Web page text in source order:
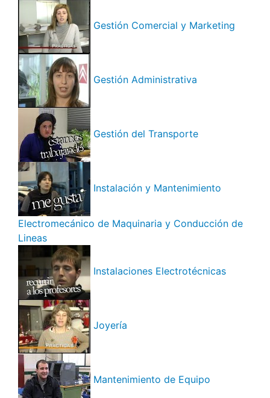
Gestión Comercial y Marketing
Gestión Administrativa
Gestión del Transporte
Instalación y Mantenimiento
Electromecánico de Maquinaria y Conducción de
Lineas
Instalaciones Electrotécnicas
Joyería
Mantenimiento de Equipo